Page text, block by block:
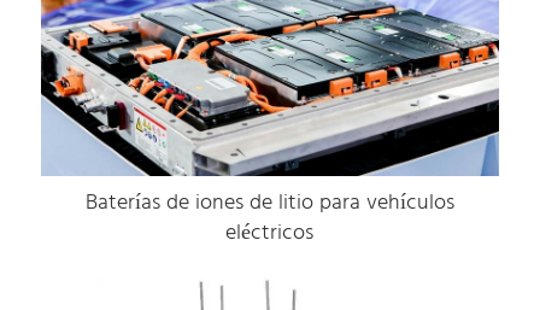
Baterías de iones de litio para vehículos
eléctricos